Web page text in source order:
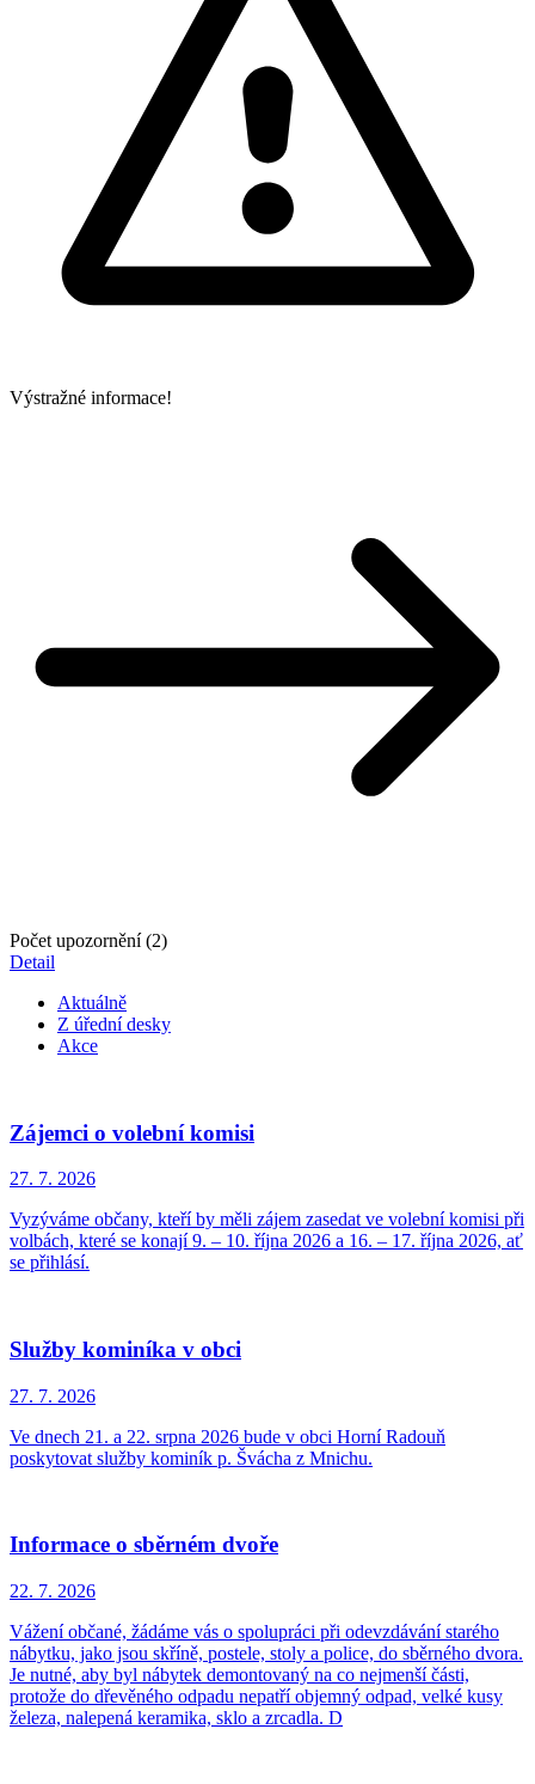
Výstražné informace!
Počet upozornění (2)
Detail
Aktuálně
Z úřední desky
Akce
Zájemci o volební komisi
27. 7. 2026
Vyzýváme občany, kteří by měli zájem zasedat ve volební komisi při
volbách, které se konají 9. – 10. října 2026 a 16. – 17. října 2026, ať
se přihlásí.
Služby kominíka v obci
27. 7. 2026
Ve dnech 21. a 22. srpna 2026 bude v obci Horní Radouň
poskytovat služby kominík p. Švácha z Mnichu.
Informace o sběrném dvoře
22. 7. 2026
Vážení občané, žádáme vás o spolupráci při odevzdávání starého
nábytku, jako jsou skříně, postele, stoly a police, do sběrného dvora.
Je nutné, aby byl nábytek demontovaný na co nejmenší části,
protože do dřevěného odpadu nepatří objemný odpad, velké kusy
železa, nalepená keramika, sklo a zrcadla. D